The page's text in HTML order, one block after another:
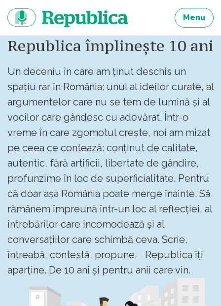
continut
Menu
Republica împlinește 10 ani
Un deceniu în care am ținut deschis un
spațiu rar în România: unul al ideilor curate, al
argumentelor care nu se tem de lumină și al
vocilor care gândesc cu adevărat. Într-o
vreme în care zgomotul crește, noi am mizat
pe ceea ce contează: conținut de calitate,
autentic, fără artificii, libertate de gândire,
profunzime în loc de superficialitate. Pentru
că doar așa România poate merge înainte. Să
rămânem împreună într-un loc al reflecției, al
întrebărilor care incomodează și al
conversațiilor care schimbă ceva. Scrie,
întreabă, contestă, propune. Republica îți
aparține. De 10 ani și pentru anii care vin.